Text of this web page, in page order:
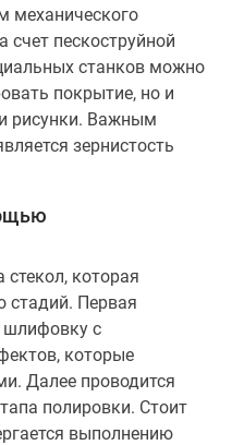
механического
счет пескоструйной
станков можно
покрытие, но и
рисунки. Важным
зернистость
которая
стадий. Первая
шлифовку с
которые
Далее проводится
полировки. Стоит
выполнению